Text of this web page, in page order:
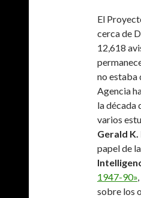
El
cerca de
12,618
no estaba
Agencia
la década
varios
Gerald K.
papel de
1947-90»
sobre los